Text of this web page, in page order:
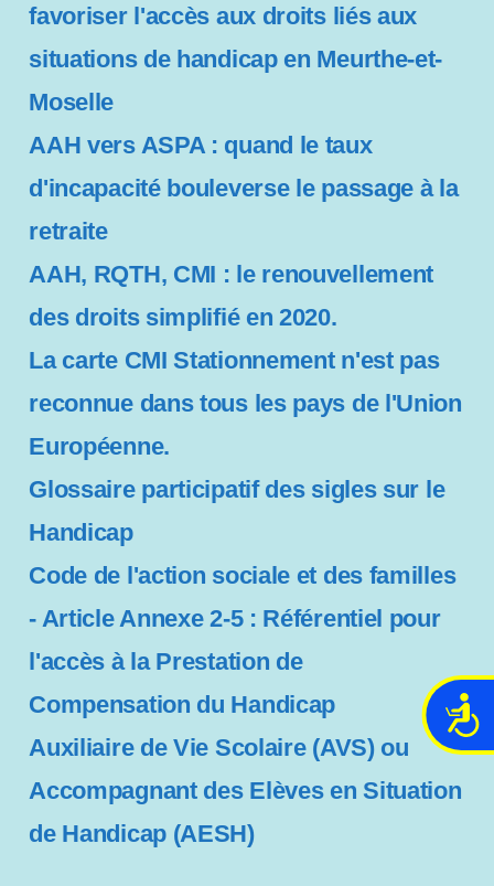
A
e
favoriser l'accès aux droits liés aux
situations de handicap en Meurthe-et-
Moselle
AAH vers ASPA : quand le taux
d'incapacité bouleverse le passage à la
retraite
AAH, RQTH, CMI : le renouvellement
des droits simplifié en 2020.
La carte CMI Stationnement n'est pas
reconnue dans tous les pays de l'Union
Européenne.
Glossaire participatif des sigles sur le
Handicap
Code de l'action sociale et des familles
- Article Annexe 2-5 : Référentiel pour
l'accès à la Prestation de
Compensation du Handicap
Auxiliaire de Vie Scolaire (AVS) ou
Accompagnant des Elèves en Situation
de Handicap (AESH)